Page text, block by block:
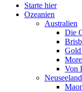
Starte hier
Ozeanien
Australien
Die
Gold
Von
Neuseeland